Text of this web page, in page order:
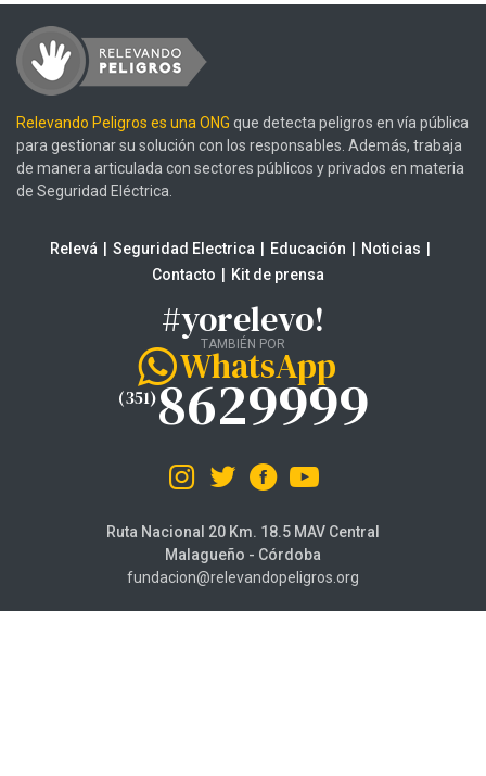
Relevando Peligros es una ONG que detecta peligros en vía pública
para gestionar su solución con los responsables. Además, trabaja
de manera articulada con sectores públicos y privados en materia
de Seguridad Eléctrica.
Relevá Seguridad Electrica Educación
Noticias
Contacto
Kit de prensa
#yorelevo!
TAMBIÉN POR
WhatsApp
(351)8629999
Ruta Nacional 20 Km. 18.5 MAV Central
Malagueño - Córdoba
fundacion@relevandopeligros.org